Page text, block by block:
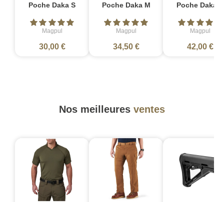
Poche Daka S
Magpul
30,00 €
Poche Daka M
Magpul
34,50 €
Poche Daka L
Magpul
42,00 €
Nos meilleures ventes